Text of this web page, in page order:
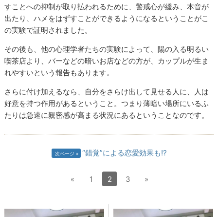
すことへの抑制が取り払われるために、警戒心が緩み、本音が
出たり、ハメをはずすことができるようになるということがこ
の実験で証明されました。
その後も、他の心理学者たちの実験によって、陽の入る明るい
喫茶店より、バーなどの暗いお店などの方が、カップルが生ま
れやすいという報告もあります。
さらに付け加えるなら、自分をさらけ出して見せる人に、人は
好意を持つ作用があるということ。つまり薄暗い場所にいるふ
たりは急速に親密感が高まる状況にあるということなのです。
次ページ “錯覚”による恋愛効果も!?
« 1 2 3 »